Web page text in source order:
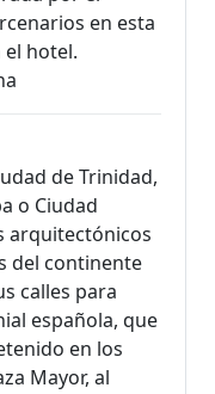
en esta
el hotel.
de Trinidad,
o Ciudad
arquitectónicos
del continente
calles para
española, que
en los
Mayor, al